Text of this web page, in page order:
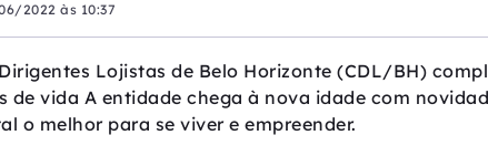
2022 às 10:37
Lojistas de Belo Horizonte (CDL/BH)
de vida A entidade chega à nova idade com
o melhor para se viver e empreender.